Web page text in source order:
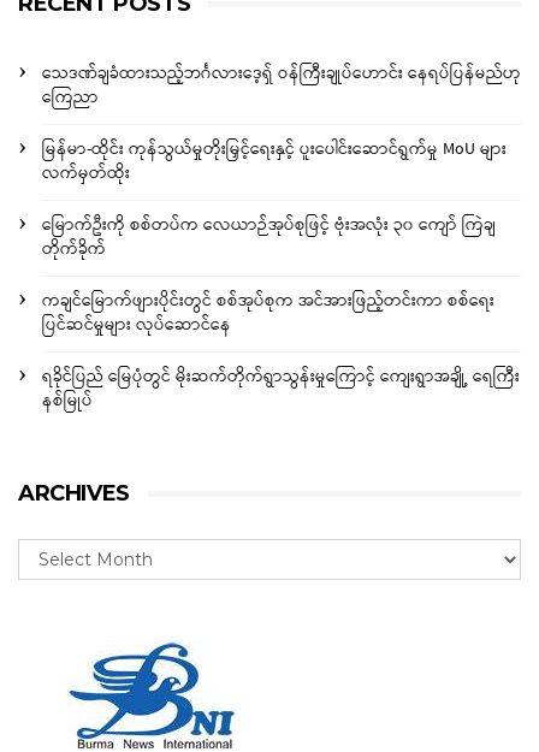
သေဒဏ်ချခံထားသည့်ဘင်္ဂလားဒေ့ရှ် ဝန်ကြီးချုပ်ဟောင်း နေရပ်ပြန်မည်ဟု
ကြေညာ
မြန်မာ-ထိုင်း ကုန်သွယ်မှုတိုးမြှင့်ရေးနှင့် ပူးပေါင်းဆောင်ရွက်မှု MoU များ
လက်မှတ်ထိုး
မြောက်ဦးကို စစ်တပ်က လေယာဉ်အုပ်စုဖြင့် ဗုံးအလုံး ၃၀ ကျော် ကြဲချ
တိုက်ခိုက်
ကချင်မြောက်ဖျားပိုင်းတွင် စစ်အုပ်စုက အင်အားဖြည့်တင်းကာ စစ်ရေး
ပြင်ဆင်မှုများ လုပ်ဆောင်နေ
ရခိုင်ပြည် မြေပုံတွင် မိုးဆက်တိုက်ရွာသွန်းမှုကြောင့် ကျေးရွာအချို့ ရေကြီး
နစ်မြုပ်
ARCHIVES